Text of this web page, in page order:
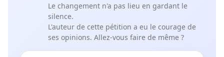
Le changement n'a pas lieu en gardant le
silence.
L'auteur de cette pétition a eu le courage de
ses opinions. Allez-vous faire de même ?